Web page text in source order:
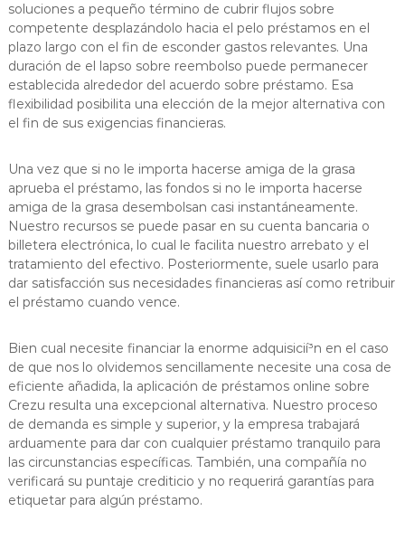
soluciones a pequeño término de cubrir flujos sobre
competente desplazándolo hacia el pelo préstamos en el
plazo largo con el fin de esconder gastos relevantes. Una
duración de el lapso sobre reembolso puede permanecer
establecida alrededor del acuerdo sobre préstamo. Esa
flexibilidad posibilita una elección de la mejor alternativa con
el fin de sus exigencias financieras.
Una vez que si no le importa hacerse amiga de la grasa
aprueba el préstamo, las fondos si no le importa hacerse
amiga de la grasa desembolsan casi instantáneamente.
Nuestro recursos se puede pasar en su cuenta bancaria o
billetera electrónica, lo cual le facilita nuestro arrebato y el
tratamiento del efectivo. Posteriormente, suele usarlo para
dar satisfacción sus necesidades financieras así­ como retribuir
el préstamo cuando vence.
Bien cual necesite financiar la enorme adquisicií³n en el caso
de que nos lo olvidemos sencillamente necesite una cosa de
eficiente añadida, la aplicación de préstamos online sobre
Crezu resulta una excepcional alternativa. Nuestro proceso
de demanda es simple y superior, y la empresa trabajará
arduamente para dar con cualquier préstamo tranquilo para
las circunstancias específicas. También, una compañía no
verificará su puntaje crediticio y no requerirá garantías para
etiquetar para algún préstamo.